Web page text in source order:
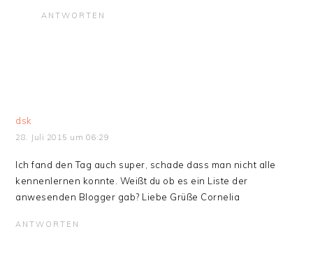
ANTWORTEN
dsk
28. Juli 2015 um 06:29
Ich fand den Tag auch super, schade dass man nicht alle
kennenlernen konnte. Weißt du ob es ein Liste der
anwesenden Blogger gab? Liebe Grüße Cornelia
ANTWORTEN